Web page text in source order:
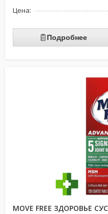
Цена:
Подробнее
MOVE FREE ЗДОРОВЬЕ